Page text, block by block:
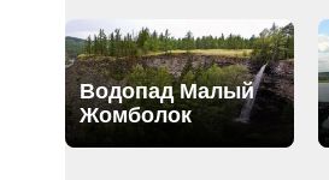
Водопад Малый
Жомболок